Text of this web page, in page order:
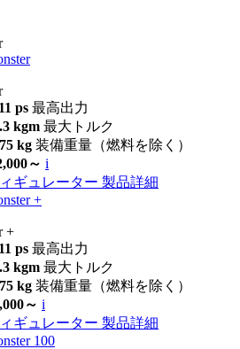
ps 最高出力
kgm 最大トルク
kg 装備重量（燃料を除く）
～ i
ギュレーター 製品詳細
+
+
ps 最高出力
kgm 最大トルク
kg 装備重量（燃料を除く）
～ i
ギュレーター 製品詳細
100